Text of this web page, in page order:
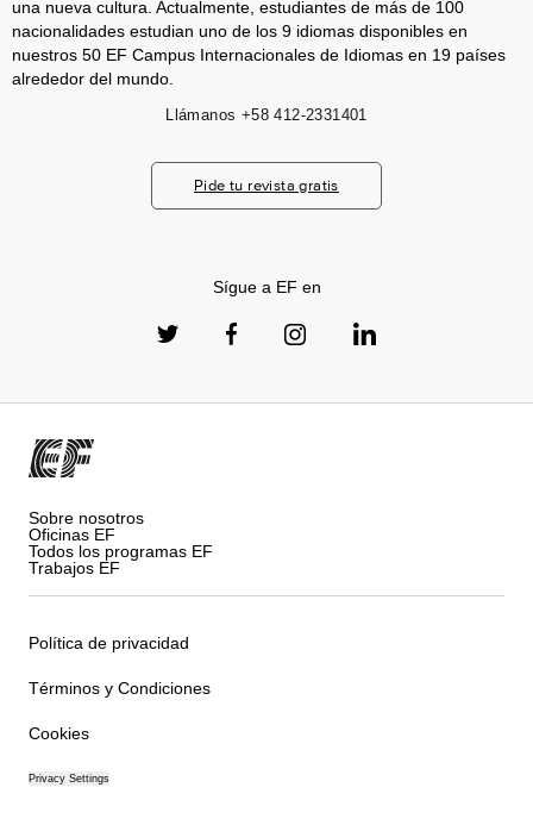
una nueva cultura. Actualmente, estudiantes de más de 100
nacionalidades estudian uno de los 9 idiomas disponibles en
nuestros 50 EF Campus Internacionales de Idiomas en 19 países
alrededor del mundo.
Llámanos +58 412-2331401
Pide tu revista gratis
Sígue a EF en
Sobre nosotros
Oficinas EF
Todos los programas EF
Trabajos EF
Política de privacidad
Términos y Condiciones
Cookies
Privacy Settings